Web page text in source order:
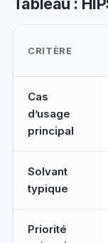
Rôle du HIPS
CRITÈRE
Cas
d’usage
principal
Solvant
typique
Priorité